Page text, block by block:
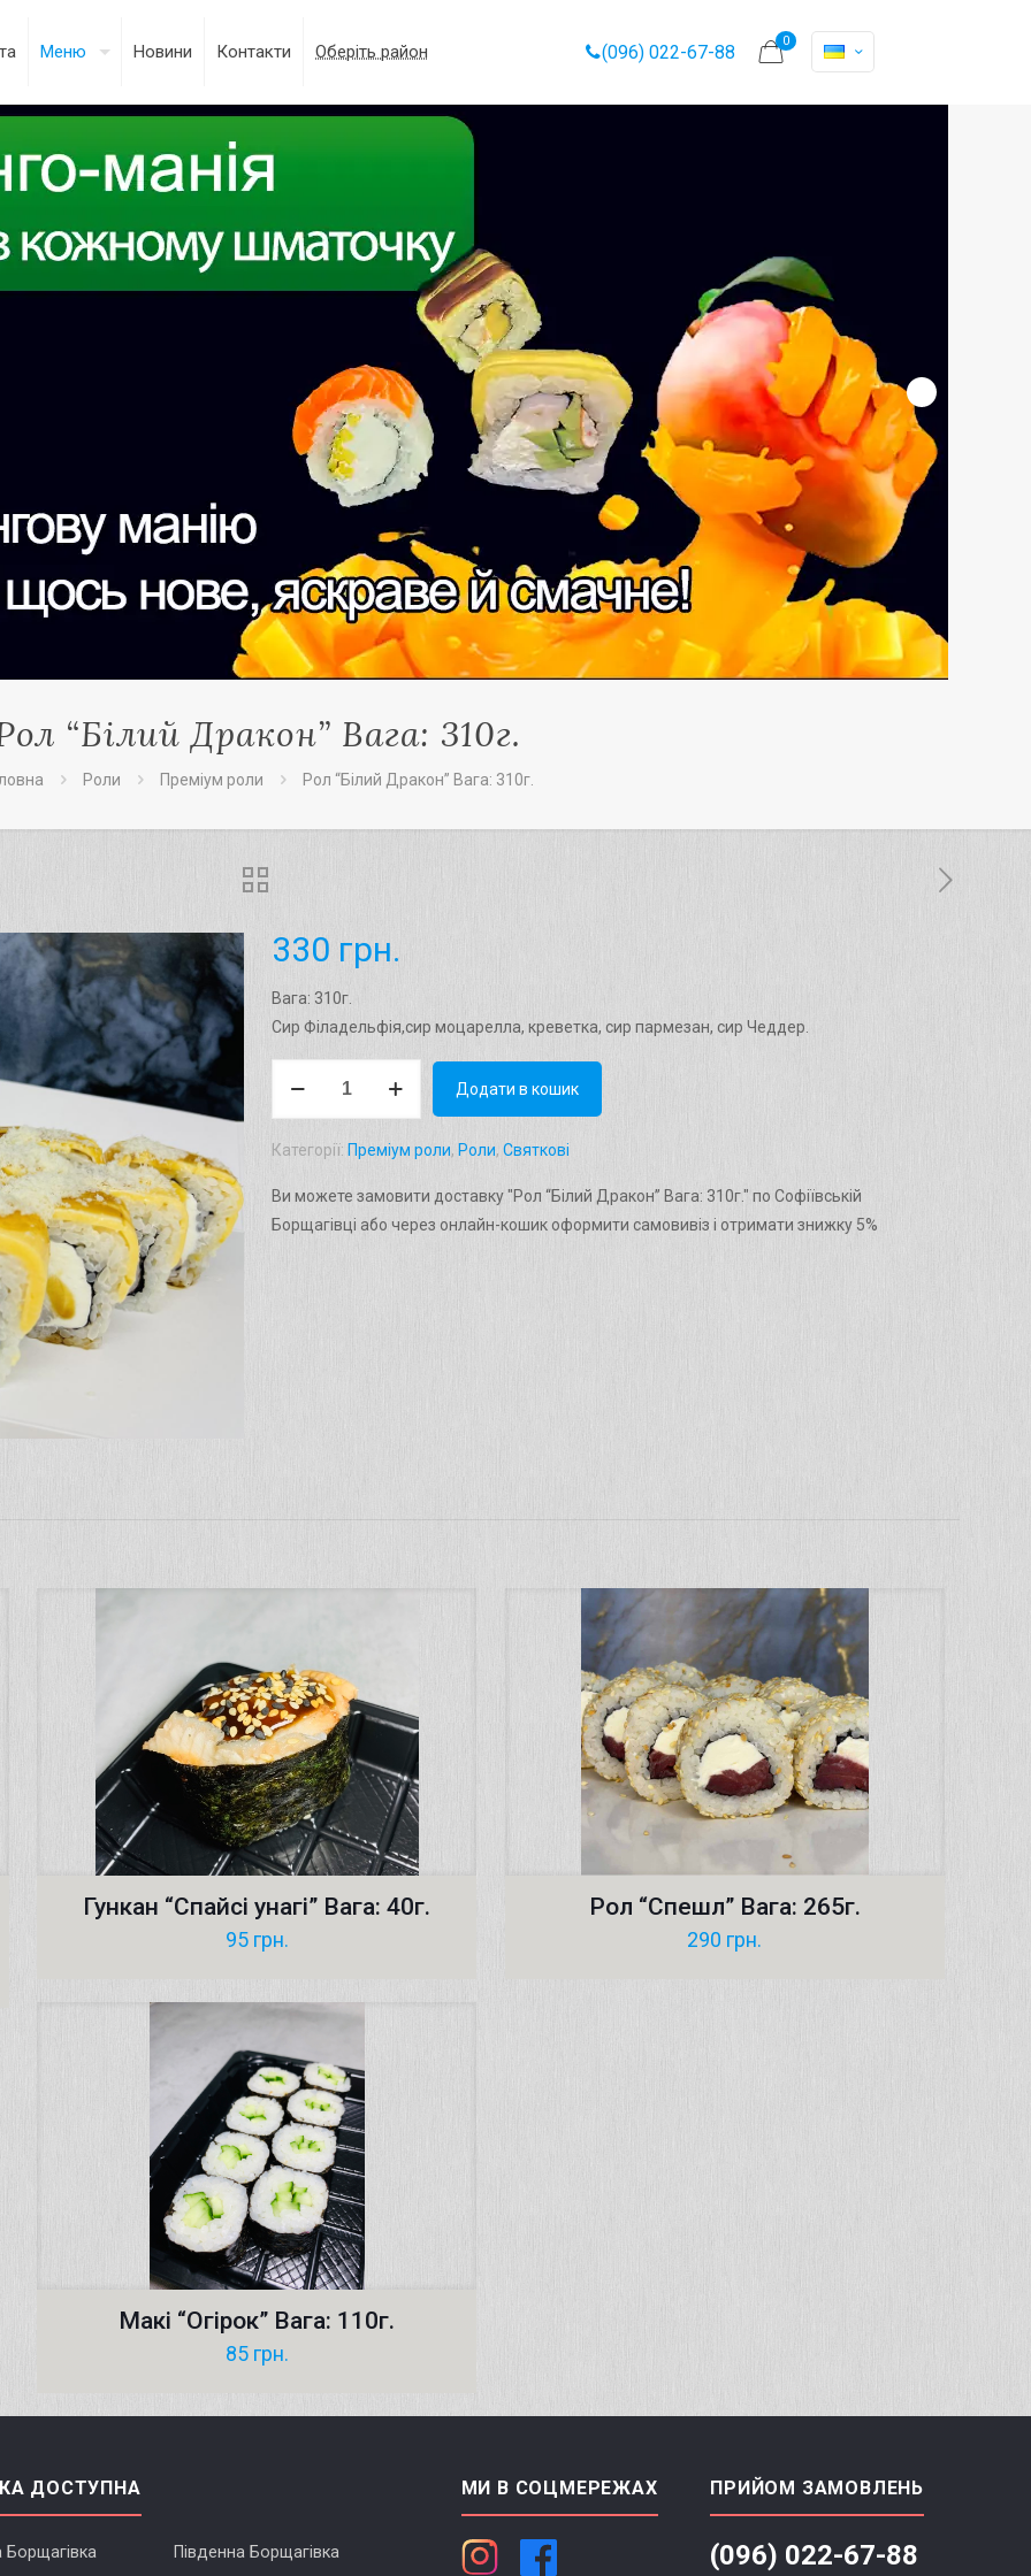
Меню Новини Контакти Оберіть район (096) 022-67-88
0
“Білий Дракон” Вага: 310г.
Роли Преміум роли Рол “Білий Дракон” Вага: 310г.
330 грн.
Вага: 310г.
Cир Філадельфія,сир моцарелла, креветка, сир пармезан, сир Чеддер.
Вага:
310г.
кількість
Додати в кошик
Категорії: Преміум роли, Роли, Святкові
Ви можете замовити доставку "Рол “Білий Дракон” Вага: 310г." по Софіївській
Борщагівці або через онлайн-кошик оформити самовивіз і отримати знижку 5%
Гункан “Cпайсі унагi” Вага: 40г.
95 грн.
Рол “Спешл” Вага: 265г.
290 грн.
Макі “Oгірок” Вага: 110г.
85 грн.
ДОСТУПНА
Борщагівка Південна Борщагівка
МИ В СОЦМЕРЕЖАХ ПРИЙОМ ЗАМОВЛЕНЬ
(096) 022-67-88